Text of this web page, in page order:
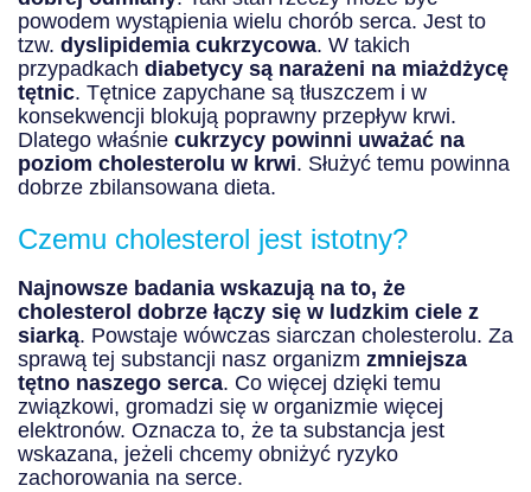
powodem wystąpienia wielu chorób serca. Jest to
tzw. dyslipidemia cukrzycowa. W takich
przypadkach diabetycy są narażeni na miażdżycę
tętnic. Tętnice zapychane są tłuszczem i w
konsekwencji blokują poprawny przepływ krwi.
Dlatego właśnie cukrzycy powinni uważać na
poziom cholesterolu w krwi. Służyć temu powinna
dobrze zbilansowana dieta.
Czemu cholesterol jest istotny?
Najnowsze badania wskazują na to, że
cholesterol dobrze łączy się w ludzkim ciele z
siarką. Powstaje wówczas siarczan cholesterolu. Za
sprawą tej substancji nasz organizm zmniejsza
tętno naszego serca. Co więcej dzięki temu
związkowi, gromadzi się w organizmie więcej
elektronów. Oznacza to, że ta substancja jest
wskazana, jeżeli chcemy obniżyć ryzyko
zachorowania na serce.